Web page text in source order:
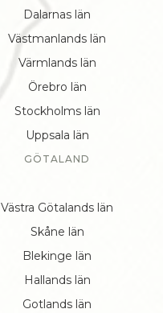
Dalarnas län
Västmanlands län
Värmlands län
Örebro län
Stockholms län
Uppsala län
GÖTALAND
Västra Götalands län
Skåne län
Blekinge län
Hallands län
Gotlands län